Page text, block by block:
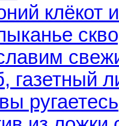
клёкот и
газетный